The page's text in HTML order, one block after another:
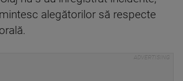
alegătorilor să respecte